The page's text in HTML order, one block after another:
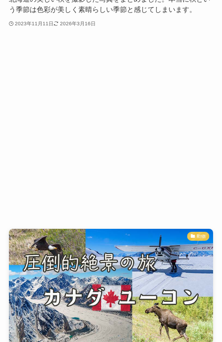
う季節は色彩が美しく素晴らしい季節と感じてしまいます。
2023年11月11日 2026年3月16日
動物